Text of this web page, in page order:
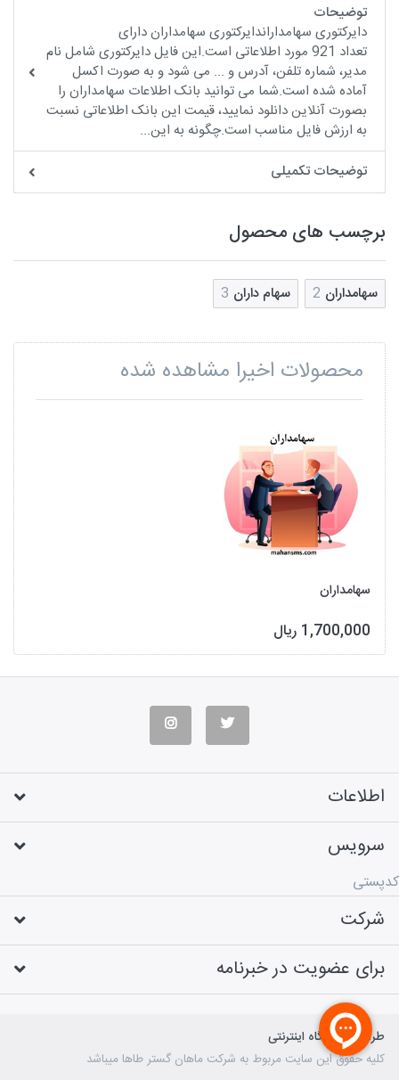
توضیحات
دایرکتوری سهامداراندایرکتوری سهامداران دارای
تعداد 921 مورد اطلاعاتی است.این فایل دایرکتوری شامل نام
مدیر، شماره تلفن، آدرس و ... می شود و به صورت اکسل
آماده شده است.شما می توانید بانک اطلاعات سهامداران را
بصورت آنلاین دانلود نمایید، قیمت این بانک اطلاعاتی نسبت
به ارزش فایل مناسب است.چگونه به این...
توضیحات تکمیلی
برچسب های محصول
سهامداران 2 سهام داران 3
محصولات اخیرا مشاهده شده
سهامداران
1,700,000 ریال
اطلاعات
سرویس
کدپستی
شرکت
برای عضویت در خبرنامه
طراحی فروشگاه اینترنتی
کلیه حقوق این سایت مربوط به شرکت ماهان گستر طاها میباشد